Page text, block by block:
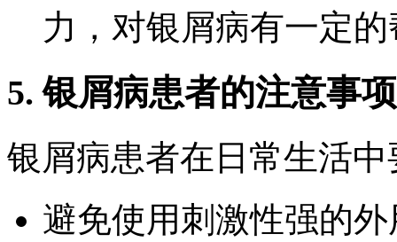
力，对银屑病有一定
5. 银屑病患者的注意事项
银屑病患者在日常生活
避免使用刺激性强的